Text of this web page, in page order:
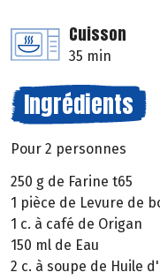
Cuisson
35 min
Ingrédients
Pour 2 personnes
250 g de Farine t65
1 pièce de Levure de
1 c. à café de Origan
150 ml de Eau
2 c. à soupe de Huile